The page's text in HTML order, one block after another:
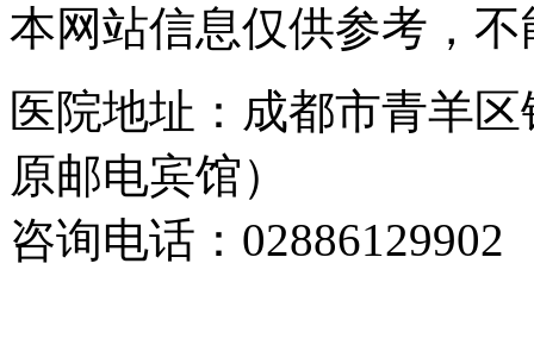
本网站信息仅供参考，
医院地址：成都市青羊
原邮电宾馆）
咨询电话：02886129902